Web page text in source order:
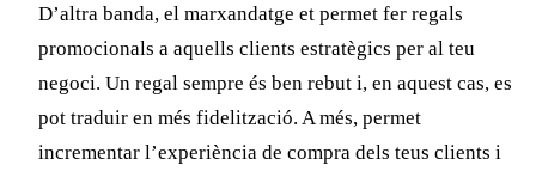
D’altra banda, el marxandatge et permet fer regals
promocionals a aquells clients estratègics per al teu
negoci. Un regal sempre és ben rebut i, en aquest cas, es
pot traduir en més fidelització. A més, permet
incrementar l’experiència de compra dels teus clients i